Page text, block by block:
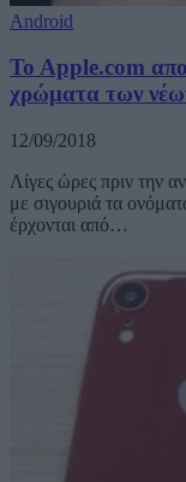
Android
To Apple.com
χρώματα των
12/09/2018
Λίγες ώρες πριν την
με σιγουριά τα
έρχονται από…